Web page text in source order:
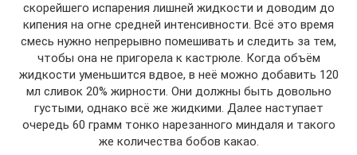
скорейшего испарения лишней жидкости и доводим до
кипения на огне средней интенсивности. Всё это время
смесь нужно непрерывно помешивать и следить за тем,
чтобы она не пригорела к кастрюле. Когда объём
жидкости уменьшится вдвое, в неё можно добавить 120
мл сливок 20% жирности. Они должны быть довольно
густыми, однако всё же жидкими. Далее наступает
очередь 60 грамм тонко нарезанного миндаля и такого
же количества бобов какао.